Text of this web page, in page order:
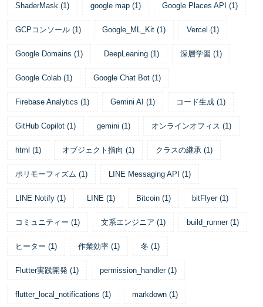
ShaderMask (1) google map (1) Google Places API (1)
GCPコンソール (1) Google_ML_Kit (1) Vercel (1)
Google Domains (1) DeepLeaning (1) 深層学習 (1)
Google Colab (1) Google Chat Bot (1)
Firebase Analytics (1) Gemini AI (1) コード生成 (1)
GitHub Copilot (1) gemini (1) オンラインオフィス (1)
html (1) オブジェクト指向 (1) クラスの継承 (1)
ポリモーフィズム (1) LINE Messaging API (1)
LINE Notify (1) LINE (1) Bitcoin (1) bitFlyer (1)
コミュニティー (1) 文系エンジニア (1) build_runner (1)
ヒーター (1) 作業効率 (1) 冬 (1)
Flutter実践開発 (1) permission_handler (1)
flutter_local_notifications (1) markdown (1)